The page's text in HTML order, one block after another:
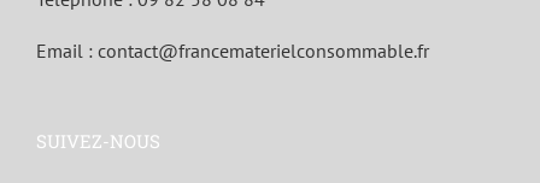
Email : contact@francematerielconsommable.fr
SUIVEZ-NOUS